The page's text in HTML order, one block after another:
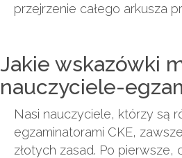
przejrzenie całego arkusza
Jakie wskazówki
nauczyciele-
Nasi nauczyciele, którzy są
egzaminatorami CKE,
złotych zasad. Po